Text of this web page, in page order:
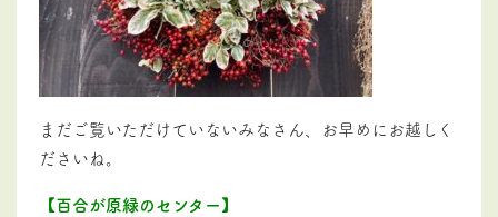
まだご覧いただけていないみなさん、お早めにお越しく
ださいね。
【百合が原緑のセンター】